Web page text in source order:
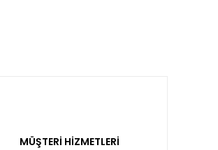
MÜŞTERİ HİZMETLERİ